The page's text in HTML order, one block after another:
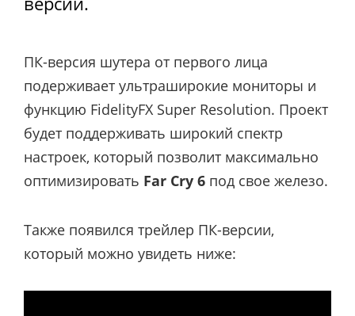
ПК-версия шутера от первого лица
подерживает ультраширокие мониторы и
функцию FidelityFX Super Resolution. Проект
будет поддерживать широкий спектр
настроек, который позволит максимально
оптимизировать Far Cry 6 под свое железо.
Также появился трейлер ПК-версии,
который можно увидеть ниже: